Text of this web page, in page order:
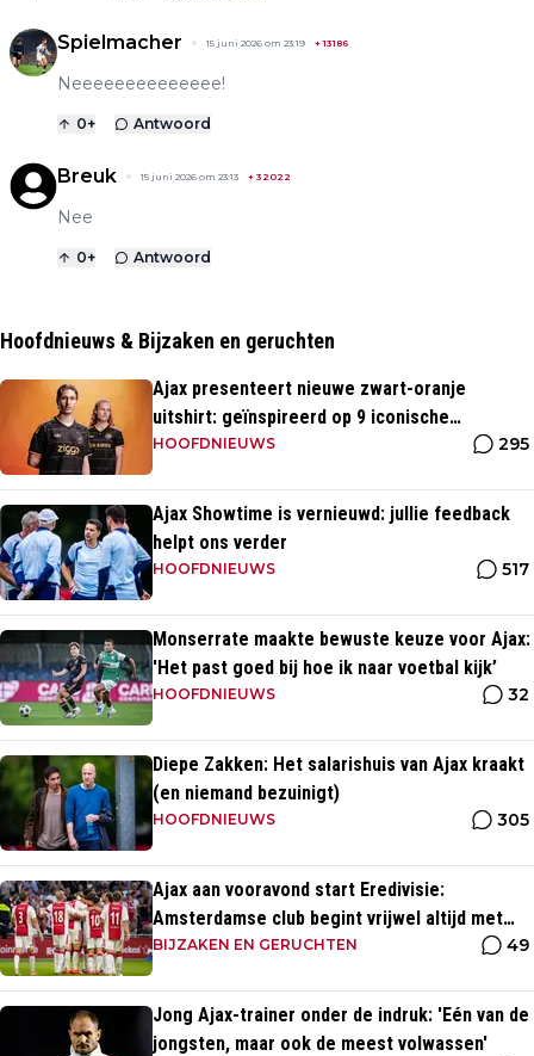
Spielmacher 15 juni 2026 om 23:19 +13186
Neeeeeeeeeeeeee!
0+ Antwoord
Breuk 15 juni 2026 om 23:13 + 32022
Nee
0+ Antwoord
Hoofdnieuws & Bijzaken en geruchten
Ajax presenteert nieuwe zwart-oranje
uitshirt: geïnspireerd op 9 iconische
momenten uit clubhistorie
HOOFDNIEUWS 295
Ajax Showtime is vernieuwd: jullie feedback
helpt ons verder
HOOFDNIEUWS 517
Monserrate maakte bewuste keuze voor Ajax:
'Het past goed bij hoe ik naar voetbal kijk’
HOOFDNIEUWS 32
Diepe Zakken: Het salarishuis van Ajax kraakt
(en niemand bezuinigt)
HOOFDNIEUWS 305
Ajax aan vooravond start Eredivisie:
Amsterdamse club begint vrijwel altijd met
zege
BIJZAKEN EN GERUCHTEN 49
Jong Ajax-trainer onder de indruk: 'Eén van de
jongsten, maar ook de meest volwassen'